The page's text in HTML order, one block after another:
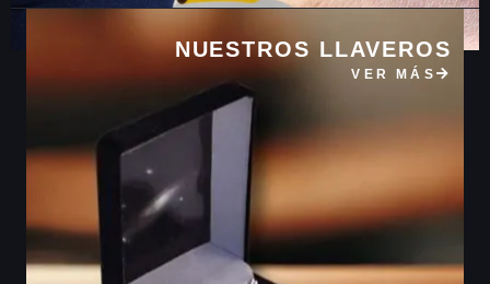
NUESTROS LLAVEROS
VER MÁS